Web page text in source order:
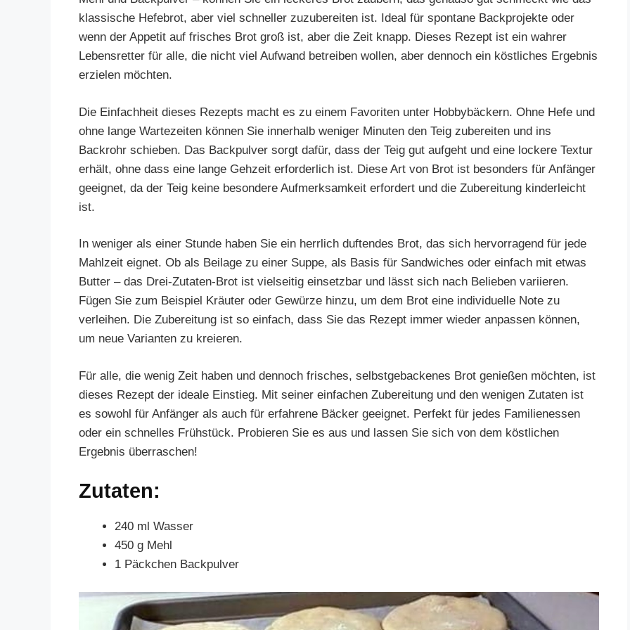
klassische Hefebrot, aber viel schneller zuzubereiten ist. Ideal für spontane Backprojekte oder
wenn der Appetit auf frisches Brot groß ist, aber die Zeit knapp. Dieses Rezept ist ein wahrer
Lebensretter für alle, die nicht viel Aufwand betreiben wollen, aber dennoch ein köstliches Ergebnis
erzielen möchten.
Die Einfachheit dieses Rezepts macht es zu einem Favoriten unter Hobbybäckern. Ohne Hefe und
ohne lange Wartezeiten können Sie innerhalb weniger Minuten den Teig zubereiten und ins
Backrohr schieben. Das Backpulver sorgt dafür, dass der Teig gut aufgeht und eine lockere Textur
erhält, ohne dass eine lange Gehzeit erforderlich ist. Diese Art von Brot ist besonders für Anfänger
geeignet, da der Teig keine besondere Aufmerksamkeit erfordert und die Zubereitung kinderleicht
ist.
In weniger als einer Stunde haben Sie ein herrlich duftendes Brot, das sich hervorragend für jede
Mahlzeit eignet. Ob als Beilage zu einer Suppe, als Basis für Sandwiches oder einfach mit etwas
Butter – das Drei-Zutaten-Brot ist vielseitig einsetzbar und lässt sich nach Belieben variieren.
Fügen Sie zum Beispiel Kräuter oder Gewürze hinzu, um dem Brot eine individuelle Note zu
verleihen. Die Zubereitung ist so einfach, dass Sie das Rezept immer wieder anpassen können,
um neue Varianten zu kreieren.
Für alle, die wenig Zeit haben und dennoch frisches, selbstgebackenes Brot genießen möchten, ist
dieses Rezept der ideale Einstieg. Mit seiner einfachen Zubereitung und den wenigen Zutaten ist
es sowohl für Anfänger als auch für erfahrene Bäcker geeignet. Perfekt für jedes Familienessen
oder ein schnelles Frühstück. Probieren Sie es aus und lassen Sie sich von dem köstlichen
Ergebnis überraschen!
Zutaten:
240 ml Wasser
450 g Mehl
1 Päckchen Backpulver